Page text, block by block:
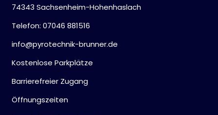
74343 Sachsenheim-Hohenhaslach
Telefon: 07046 881516
info@pyrotechnik-brunner.de
Kostenlose Parkplätze
Barrierefreier Zugang
Öffnungszeiten